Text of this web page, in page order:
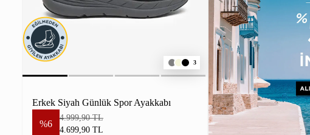
3
Erkek Siyah Günlük Spor Ayakkabı
%6
4.999,90 TL
4.699,90 TL